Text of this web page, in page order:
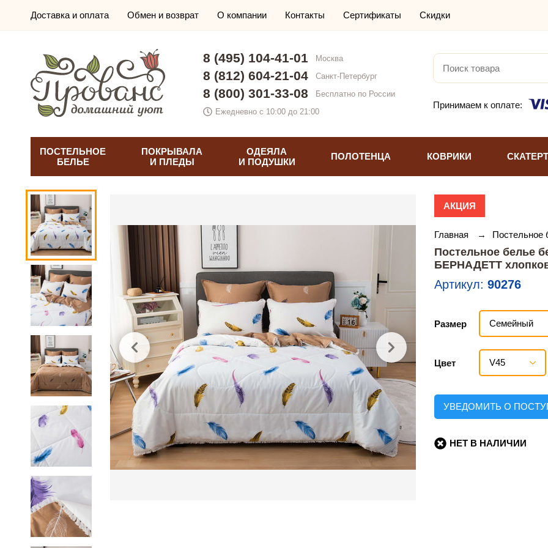
Доставка и оплата Обмен и возврат О компании Контакты Сертификаты Скидки
8 (495) 104-41-01 Москва
8 (812) 604-21-04 Санкт-Петербург
8 (800) 301-33-08
Бесплатно по России
Ежедневно с 10:00 до 21:00
Принимаем к оплате:
ПОСТЕЛЬНОЕ
БЕЛЬЕ
ПОКРЫВАЛА
И ПЛЕДЫ
ОДЕЯЛА
И ПОДУШКИ
ПОЛОТЕНЦА КОВРИКИ
АКЦИЯ
Главная → Постельное
Постельное белье
БЕРНАДЕТТ
Артикул: 90276
Размер Семейный
Цвет V45
УВЕДОМИТЬ О
НЕТ В НАЛИЧИИ